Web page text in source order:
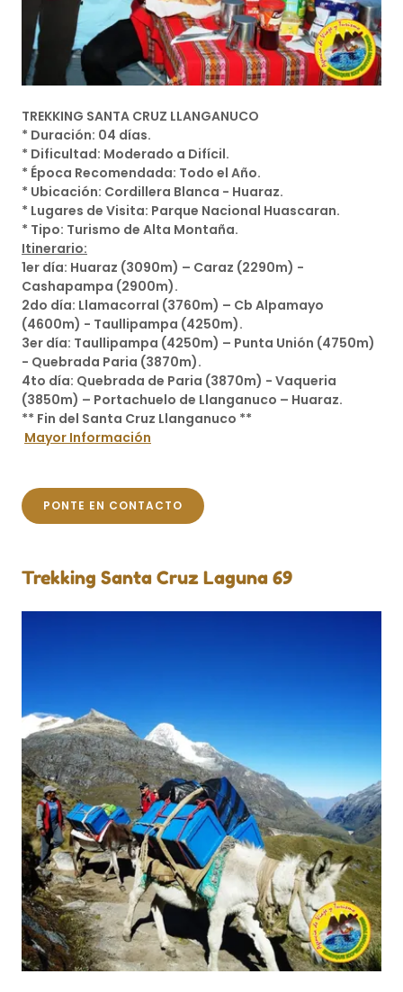
TREKKING SANTA CRUZ LLANGANUCO
* Duración: 04 días.
* Dificultad: Moderado a Difícil.
* Época Recomendada: Todo el Año.
* Ubicación: Cordillera Blanca - Huaraz.
* Lugares de Visita: Parque Nacional Huascaran.
* Tipo: Turismo de Alta Montaña.
Itinerario:
1er día: Huaraz (3090m) – Caraz (2290m) -
Cashapampa (2900m).
2do día: Llamacorral (3760m) – Cb Alpamayo
(4600m) - Taullipampa (4250m).
3er día: Taullipampa (4250m) – Punta Unión (4750m)
- Quebrada Paria (3870m).
4to día: Quebrada de Paria (3870m) - Vaqueria
(3850m) – Portachuelo de Llanganuco – Huaraz.
** Fin del Santa Cruz Llanganuco **
Mayor Información
PONTE EN CONTACTO
Trekking Santa Cruz Laguna 69